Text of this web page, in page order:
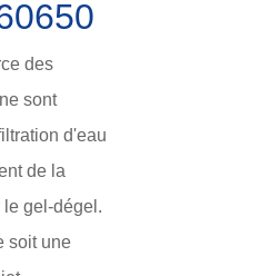
des
sont
d'eau
de la
gel-dégel.
soit une